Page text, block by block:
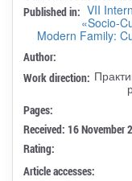
Published in: VII
«Socio-
Modern Family:
Author:
Work direction:
Pages:
Received: 16 November
Rating:
Article accesses: